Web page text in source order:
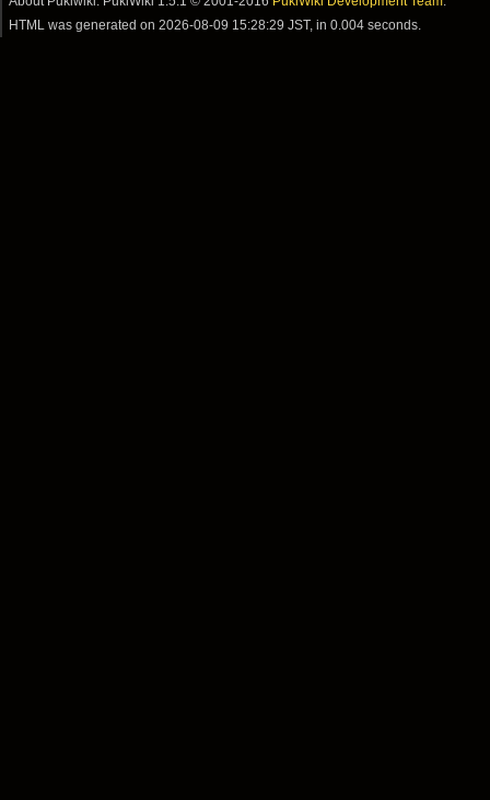
HTML was generated on2026-08-09 15:28:29 JST, in 0.004 seconds.